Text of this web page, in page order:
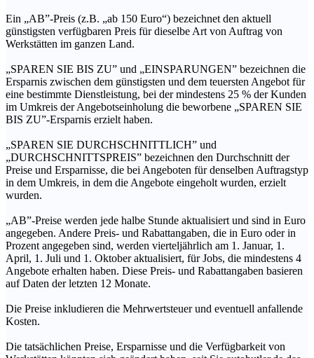
Ein „AB”-Preis (z.B. „ab 150 Euro“) bezeichnet den aktuell
günstigsten verfügbaren Preis für dieselbe Art von Auftrag von
Werkstätten im ganzen Land.
„SPAREN SIE BIS ZU” und „EINSPARUNGEN” bezeichnen die
Ersparnis zwischen dem günstigsten und dem teuersten Angebot für
eine bestimmte Dienstleistung, bei der mindestens 25 % der Kunden
im Umkreis der Angebotseinholung die beworbene „SPAREN SIE
BIS ZU”-Ersparnis erzielt haben.
„SPAREN SIE DURCHSCHNITTLICH” und
„DURCHSCHNITTSPREIS” bezeichnen den Durchschnitt der
Preise und Ersparnisse, die bei Angeboten für denselben Auftragstyp
in dem Umkreis, in dem die Angebote eingeholt wurden, erzielt
wurden.
„AB”-Preise werden jede halbe Stunde aktualisiert und sind in Euro
angegeben. Andere Preis- und Rabattangaben, die in Euro oder in
Prozent angegeben sind, werden vierteljährlich am 1. Januar, 1.
April, 1. Juli und 1. Oktober aktualisiert, für Jobs, die mindestens 4
Angebote erhalten haben. Diese Preis- und Rabattangaben basieren
auf Daten der letzten 12 Monate.
Die Preise inkludieren die Mehrwertsteuer und eventuell anfallende
Kosten.
Die tatsächlichen Preise, Ersparnisse und die Verfügbarkeit von